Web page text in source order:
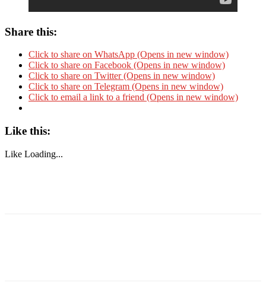
Share this:
Click to share on WhatsApp (Opens in new window)
Click to share on Facebook (Opens in new window)
Click to share on Twitter (Opens in new window)
Click to share on Telegram (Opens in new window)
Click to email a link to a friend (Opens in new window)
Like this:
Like Loading...